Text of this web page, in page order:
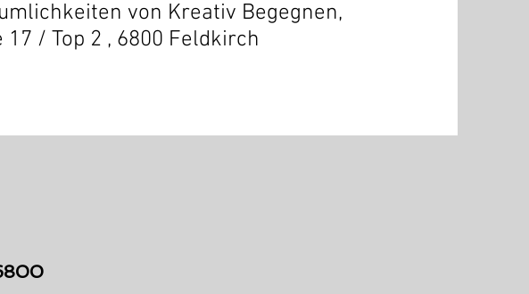
von Kreativ Begegnen,
/ Top 2 , 6800 Feldkirch